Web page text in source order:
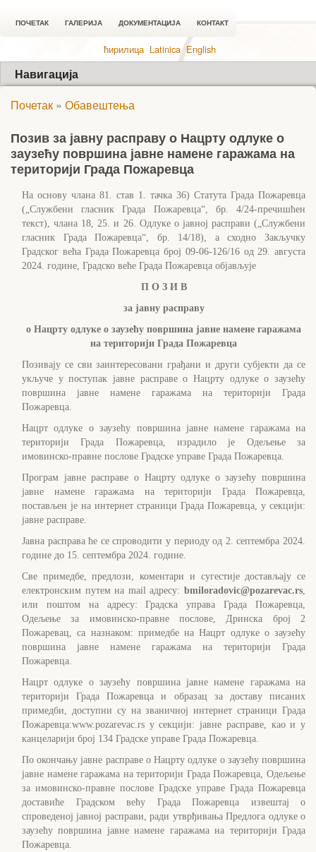
ПОЧЕТАК ГАЛЕРИЈА ДОКУМЕНТАЦИЈА КОНТАКТ
ћирилица Latinica English
Навигација
Почетак » Обавештења
Позив за јавну расправу о Нацрту одлуке о
заузећу површина јавне намене гаражама на
територији Града Пожаревца
На основу члана 81. став 1. тачка 36) Статута Града Пожаревца
(„Службени гласник Града Пожаревца“, бр. 4/24-пречишћен
текст), члана 18, 25. и 26. Одлуке о јавној расправи („Службени
гласник Града Пожаревца“, бр. 14/18), а сходно Закључку
Градског већа Града Пожаревца број 09-06-126/16 од 29. августа
2024. године, Градско веће Града Пожаревца објављује
П О З И В
за јавну расправу
о Нацрту одлуке о заузећу површина јавне намене гаражама
на територији Града Пожаревца
Позивају се сви заинтересовани грађани и други субјекти да се
укључе у поступак јавне расправе о Нацрту одлуке о заузећу
површина јавне намене гаражама на територији Града
Пожаревца.
Нацрт одлуке о заузећу површина јавне намене гаражама на
територији Града Пожаревца, израдило је Одељење за
имовинско-правне послове Градске управе Града Пожаревца.
Програм јавне расправе о Нацрту одлуке о заузећу површина
јавне намене гаражама на територији Града Пожаревца,
постављен је на интернет страници Града Пожаревца, у секцији:
јавне расправе.
Јавна расправа ће се спроводити у периоду од 2. септембра 2024.
године до 15. септембра 2024. године.
Све примедбе, предлози, коментари и сугестије достављају се
електронским путем на mailадресу:bmiloradovic@pozarevac.rs,
или поштом на адресу: Градска управа Града Пожаревца,
Одељење за имовинско-правне послове, Дринска број 2
Пожаревац, са назнаком: примедбе наНацрт одлуке о заузећу
површина јавне намене гаражама на територији Града
Пожаревца.
Нацрт одлуке о заузећу површина јавне намене гаражама на
територији Града Пожаревца и образац за доставу писаних
примедби, доступни су на званичној интернет страници Града
Пожаревца:www.pozarevac.rs у секцији: јавне расправе, као и у
канцеларији број 134 Градске управе Града Пожаревца.
По окончању јавне расправе оНацрту одлуке о заузећу површина
јавне намене гаражама на територији Града Пожаревца, Одељење
за имовинско-правне послове Градске управе Града Пожаревца
доставиће Градском већу Града Пожаревца извештај о
спроведеној јавној расправи, ради утврђивања Предлога одлуке о
заузећу површина јавне намене гаражама на територији Града
Пожаревца.